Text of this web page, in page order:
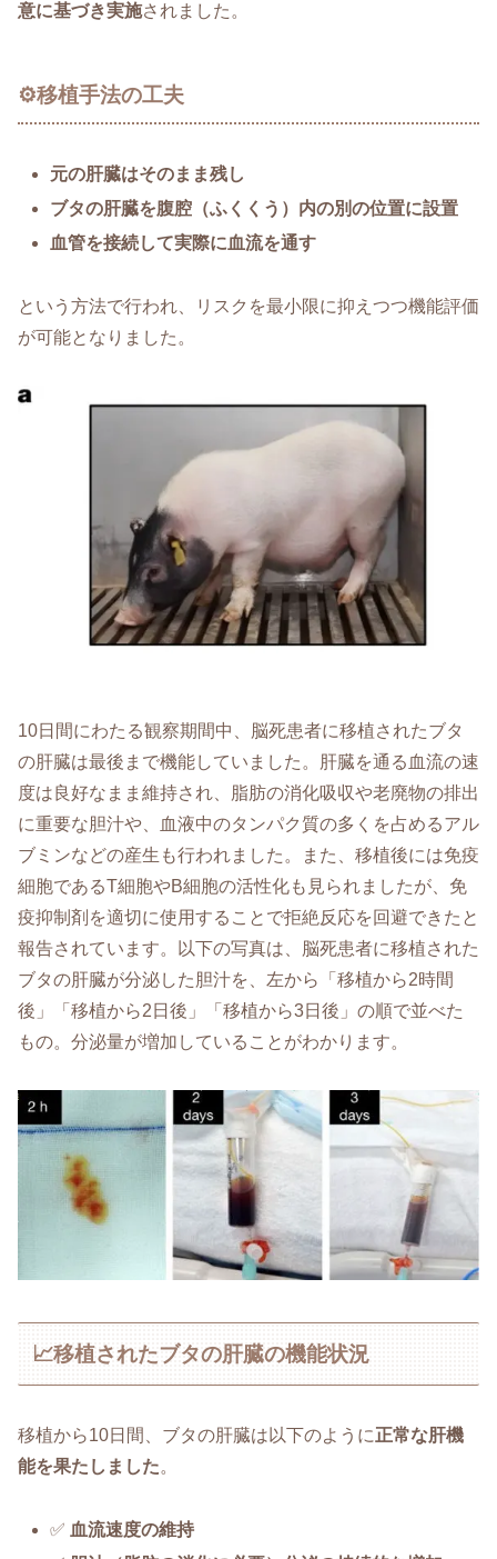
意に基づき実施されました。
⚙️移植手法の工夫
元の肝臓はそのまま残し
ブタの肝臓を腹腔（ふくくう）内の別の位置に設置
血管を接続して実際に血流を通す
という方法で行われ、リスクを最小限に抑えつつ機能評価
が可能となりました。
10日間にわたる観察期間中、脳死患者に移植されたブタ
の肝臓は最後まで機能していました。肝臓を通る血流の速
度は良好なまま維持され、脂肪の消化吸収や老廃物の排出
に重要な胆汁や、血液中のタンパク質の多くを占めるアル
ブミンなどの産生も行われました。また、移植後には免疫
細胞であるT細胞やB細胞の活性化も見られましたが、免
疫抑制剤を適切に使用することで拒絶反応を回避できたと
報告されています。以下の写真は、脳死患者に移植された
ブタの肝臓が分泌した胆汁を、左から「移植から2時間
後」「移植から2日後」「移植から3日後」の順で並べた
もの。分泌量が増加していることがわかります。
📈移植されたブタの肝臓の機能状況
移植から10日間、ブタの肝臓は以下のように正常な肝機
能を果たしました。
✅ 血流速度の維持